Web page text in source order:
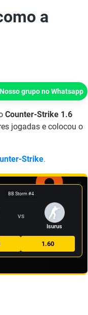
a
Nosso grupo no Whatsapp
Counter-Strike 1.6
jogadas e colocou o
Strike.
BB Storm #4
VS
Isurus
1.60